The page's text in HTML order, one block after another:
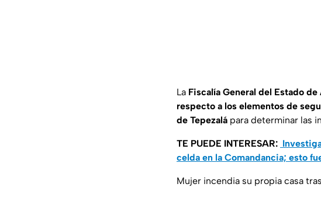
La Fiscalía General del Estado
respecto a los elementos de
de Tepezalá para determinar las
TE PUEDE INTERESAR:
celda en la Comandancia; esto
Mujer incendia su propia casa